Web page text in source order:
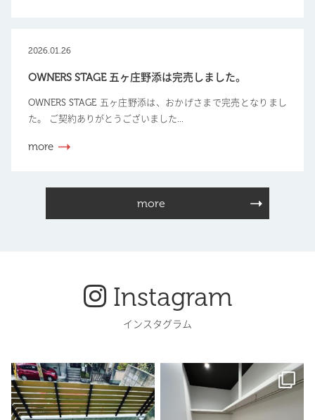
2026.01.26
OWNERS STAGE 五ヶ庄野添は完売しました。
OWNERS STAGE 五ヶ庄野添は、おかげさまで完売となりまし
た。 ご契約ありがとうございました...
more
more
Instagram
インスタグラム